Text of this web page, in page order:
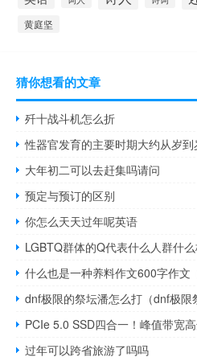
黄庭坚
猜你想看的文章
歼十战斗机怎么折
大年初二可以去赶集吗请问
预定与预订的区别
你怎么天天过年呢英语
LGBTQ群体的Q代表什么人群什
dnf极限的祭坛潘怎么打（dnf极限
PCIe 5.0 SSD四合一！峰值带宽
过年可以跨省旅游了吗吗